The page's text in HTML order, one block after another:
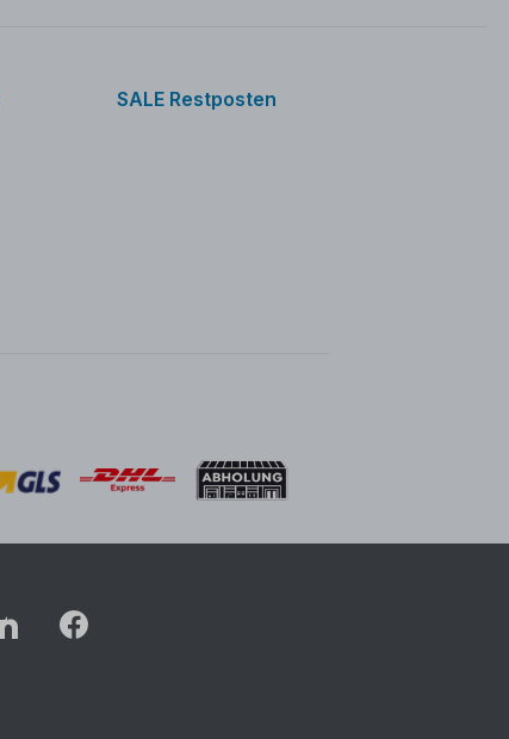
SALE Restposten